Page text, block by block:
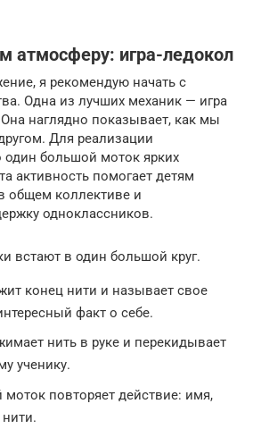
атмосферу: игра-ледокол
я рекомендую начать с
Одна из лучших механик — игра
наглядно показывает, как мы
Для реализации
один большой моток ярких
активность помогает детям
общем коллективе и
одноклассников.
встают в один большой круг.
конец нити и называет свое
факт о себе.
нить в руке и перекидывает
ученику.
повторяет действие: имя,